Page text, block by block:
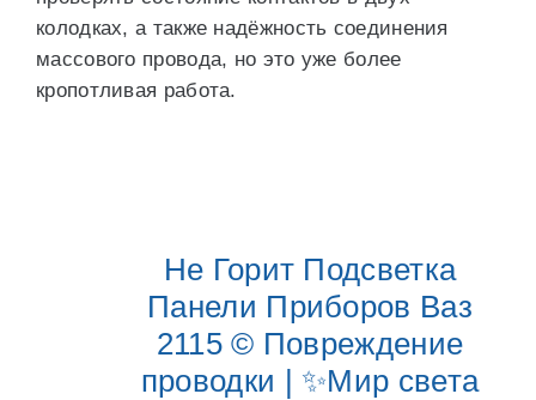
колодках, а также надёжность соединения
массового провода, но это уже более
кропотливая работа.
Не Горит Подсветка
Панели Приборов Ваз
2115 © Повреждение
проводки | ✨Мир света